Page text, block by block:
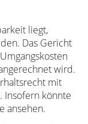
liegt,
Das Gericht
wird.
mit
Insofern könnte
ansehen.